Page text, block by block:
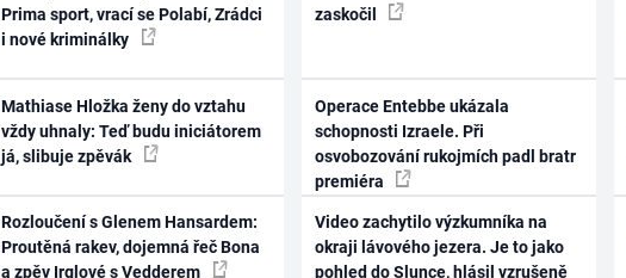
Prima sport, vrací se Polabí, Zrádci
i nové kriminálky
Mathiase Hložka ženy do vztahu
vždy uhnaly: Teď budu iniciátorem
já, slibuje zpěvák
Rozloučení s Glenem Hansardem:
Proutěná rakev, dojemná řeč Bona
a zpěv Irglové s Vedderem
zaskočil
Operace Entebbe ukázala
schopnosti Izraele. Při
osvobozování rukojmích padl bratr
premiéra
Video zachytilo výzkumníka na
okraji lávového jezera. Je to jako
pohled do Slunce, hlásil vzrušeně